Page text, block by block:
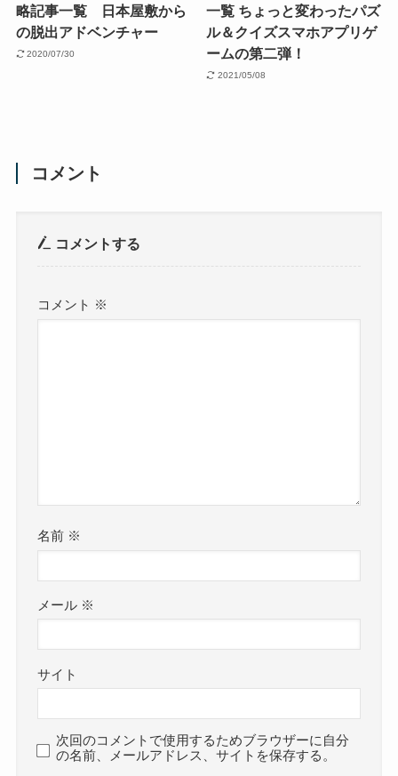
略記事一覧 日本屋敷から
の脱出アドベンチャー
2020/07/30
一覧 ちょっと変わったパズ
ル＆クイズスマホアプリゲ
ームの第二弾！
2021/05/08
コメント
コメントする
コメント ※
名前 ※
メール ※
サイト
次回のコメントで使用するためブラウザーに自分
の名前、メールアドレス、サイトを保存する。